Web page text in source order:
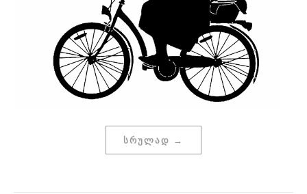
ᲡᲠᲣᲚᲐᲓ →